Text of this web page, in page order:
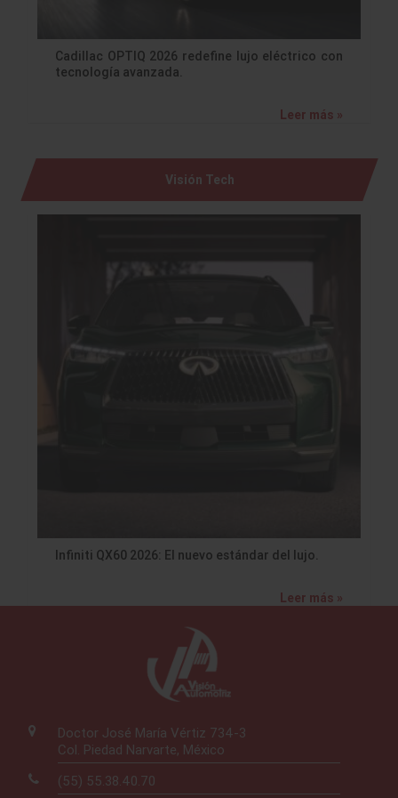
Cadillac OPTIQ 2026 redefine lujo eléctrico con
tecnología avanzada.
Leer más »
Visión Tech
Infiniti QX60 2026: El nuevo estándar del lujo.
Leer más »
Doctor José María Vértiz 734-3
Col. Piedad Narvarte, México
(55) 55.38.40.70